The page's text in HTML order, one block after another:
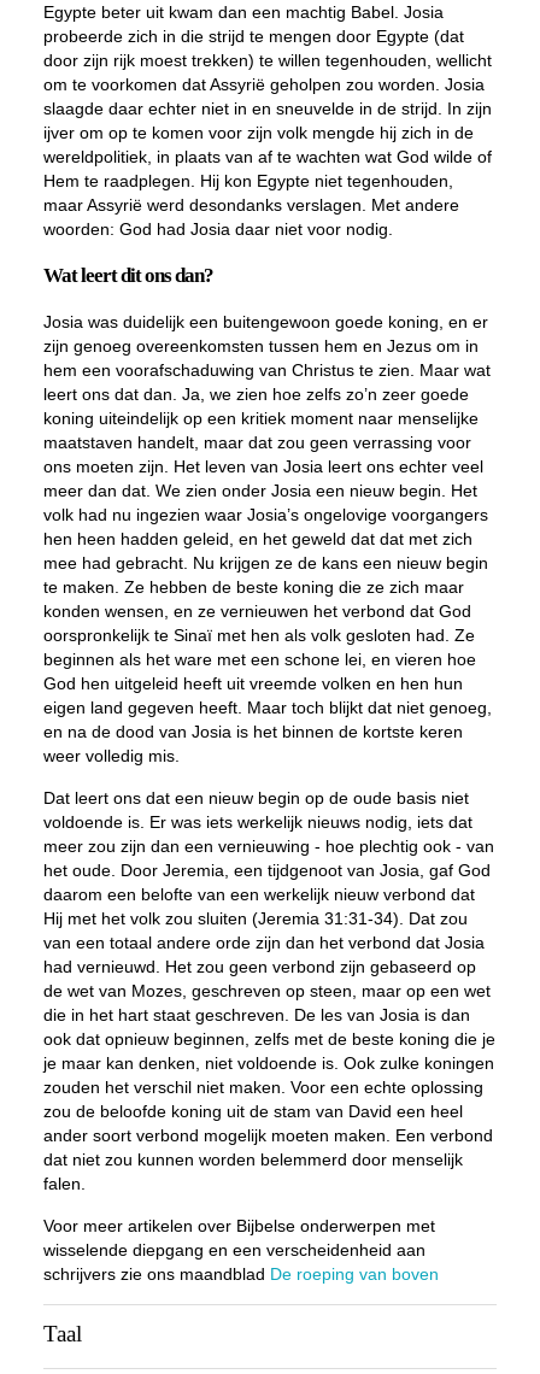
Egypte beter uit kwam dan een machtig Babel. Josia
probeerde zich in die strijd te mengen door Egypte (dat
door zijn rijk moest trekken) te willen tegenhouden, wellicht
om te voorkomen dat Assyrië geholpen zou worden. Josia
slaagde daar echter niet in en sneuvelde in de strijd. In zijn
ijver om op te komen voor zijn volk mengde hij zich in de
wereldpolitiek, in plaats van af te wachten wat God wilde of
Hem te raadplegen. Hij kon Egypte niet tegenhouden,
maar Assyrië werd desondanks verslagen. Met andere
woorden: God had Josia daar niet voor nodig.
Wat leert dit ons dan?
Josia was duidelijk een buitengewoon goede koning, en er
zijn genoeg overeenkomsten tussen hem en Jezus om in
hem een voorafschaduwing van Christus te zien. Maar wat
leert ons dat dan. Ja, we zien hoe zelfs zo’n zeer goede
koning uiteindelijk op een kritiek moment naar menselijke
maatstaven handelt, maar dat zou geen verrassing voor
ons moeten zijn. Het leven van Josia leert ons echter veel
meer dan dat. We zien onder Josia een nieuw begin. Het
volk had nu ingezien waar Josia’s ongelovige voorgangers
hen heen hadden geleid, en het geweld dat dat met zich
mee had gebracht. Nu krijgen ze de kans een nieuw begin
te maken. Ze hebben de beste koning die ze zich maar
konden wensen, en ze vernieuwen het verbond dat God
oorspronkelijk te Sinaï met hen als volk gesloten had. Ze
beginnen als het ware met een schone lei, en vieren hoe
God hen uitgeleid heeft uit vreemde volken en hen hun
eigen land gegeven heeft. Maar toch blijkt dat niet genoeg,
en na de dood van Josia is het binnen de kortste keren
weer volledig mis.
Dat leert ons dat een nieuw begin op de oude basis niet
voldoende is. Er was iets werkelijk nieuws nodig, iets dat
meer zou zijn dan een vernieuwing - hoe plechtig ook - van
het oude. Door Jeremia, een tijdgenoot van Josia, gaf God
daarom een belofte van een werkelijk nieuw verbond dat
Hij met het volk zou sluiten (Jeremia 31:31-34). Dat zou
van een totaal andere orde zijn dan het verbond dat Josia
had vernieuwd. Het zou geen verbond zijn gebaseerd op
de wet van Mozes, geschreven op steen, maar op een wet
die in het hart staat geschreven. De les van Josia is dan
ook dat opnieuw beginnen, zelfs met de beste koning die je
je maar kan denken, niet voldoende is. Ook zulke koningen
zouden het verschil niet maken. Voor een echte oplossing
zou de beloofde koning uit de stam van David een heel
ander soort verbond mogelijk moeten maken. Een verbond
dat niet zou kunnen worden belemmerd door menselijk
falen.
Voor meer artikelen over Bijbelse onderwerpen met
wisselende diepgang en een verscheidenheid aan
schrijvers zie ons maandblad De roeping van boven
Taal